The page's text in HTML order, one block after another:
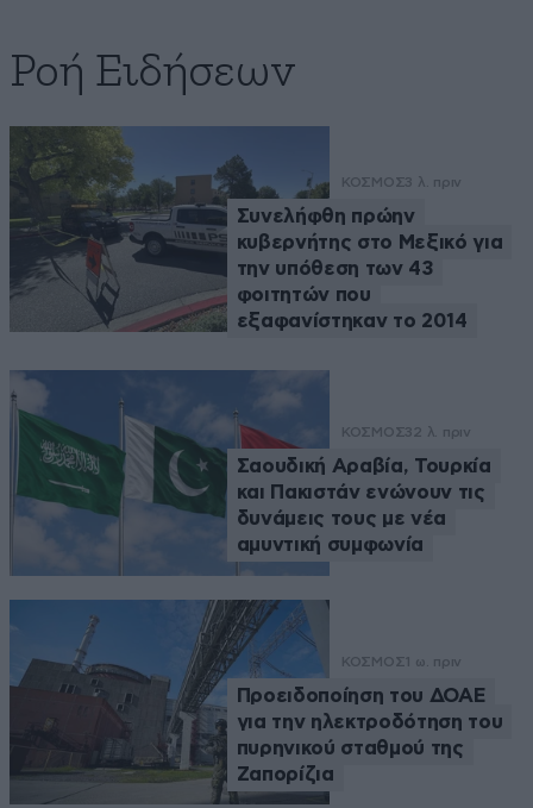
Ροή Ειδήσεων
ΚΟΣΜΟΣ3 λ. πριν
Συνελήφθη πρώην
κυβερνήτης στο Μεξικό για
την υπόθεση των 43
φοιτητών που
εξαφανίστηκαν το 2014
ΚΟΣΜΟΣ32 λ. πριν
Σαουδική Αραβία, Τουρκία
και Πακιστάν ενώνουν τις
δυνάμεις τους με νέα
αμυντική συμφωνία
ΚΟΣΜΟΣ 1 ω. πριν
Προειδοποίηση του ΔΟΑΕ
για την ηλεκτροδότηση του
πυρηνικού σταθμού της
Ζαπορίζια